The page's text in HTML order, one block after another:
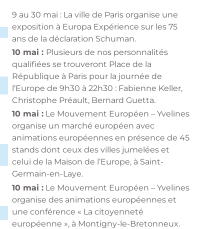
9 au 30 mai : La ville de Paris organise une
exposition à Europa Expérience sur les 75
ans de la déclaration Schuman.
10 mai : Plusieurs de nos personnalités
qualifiées se trouveront Place de la
République à Paris pour la journée de
l’Europe de 9h30 à 22h30 : Fabienne Keller,
Christophe Préault, Bernard Guetta.
10 mai : Le Mouvement Européen – Yvelines
organise un marché européen avec
animations européennes en présence de 45
stands dont ceux des villes jumelées et
celui de la Maison de l’Europe, à Saint-
Germain-en-Laye.
10 mai : Le Mouvement Européen – Yvelines
organise des animations européennes et
une conférence « La citoyenneté
européenne », à Montigny-le-Bretonneux.